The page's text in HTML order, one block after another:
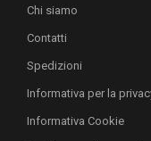
Chi siamo
Contatti
Spedizioni
Informativa per la
Informativa Cookie